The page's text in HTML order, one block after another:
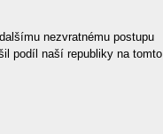
nezvratnému postupu
podíl naší republiky na tomto